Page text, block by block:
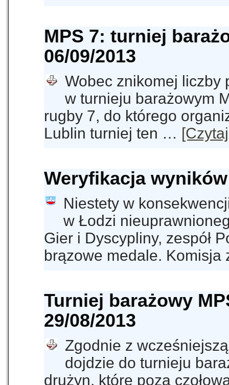
MPS 7: turniej
06/09/2013
Wobec znikomej liczby
w turnieju barażowym
rugby 7, do którego
Lublin turniej ten …
Weryfikacja wyników
Niestety w
w Łodzi
Gier i Dyscypliny, zespół
brązowe medale.
Turniej barażowy
29/08/2013
Zgodnie z
dojdzie do turnieju
drużyn, które poza